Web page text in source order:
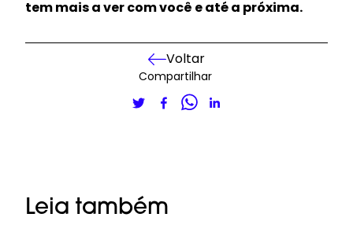
tem mais a ver com você e até a próxima.
Voltar
Compartilhar
Leia também